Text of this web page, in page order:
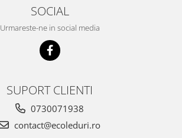
SOCIAL
Urmareste-ne in social media
SUPORT CLIENTI
0730071938
contact@ecoleduri.ro